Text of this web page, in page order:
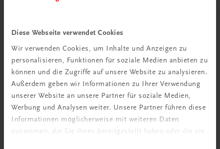
Diese Webseite verwendet Cookies
Wir verwenden Cookies, um Inhalte und Anzeigen zu
personalisieren, Funktionen für soziale Medien anbieten zu
können und die Zugriffe auf unsere Website zu analysieren.
Außerdem geben wir Informationen zu Ihrer Verwendung
unserer Website an unsere Partner für soziale Medien,
Werbung und Analysen weiter. Unsere Partner führen diese
Informationen möglicherweise mit weiteren Daten
zusammen, die Sie ihnen bereitgestellt haben oder die sie